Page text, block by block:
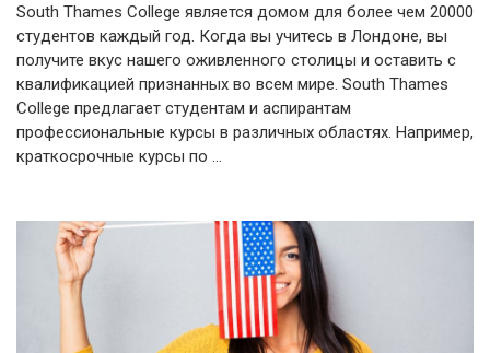
South Thames College является домом для более чем 20000
студентов каждый год. Когда вы учитесь в Лондоне, вы
получите вкус нашего оживленного столицы и оставить с
квалификацией признанных во всем мире. South Thames
College предлагает студентам и аспирантам
профессиональные курсы в различных областях. Например,
краткосрочные курсы по …